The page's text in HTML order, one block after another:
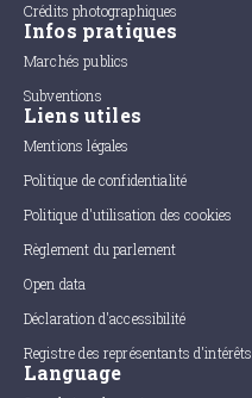
Crédits photographiques
Infos pratiques
Marchés publics
Subventions
Liens utiles
Mentions légales
Politique de confidentialité
Politique d'utilisation des cookies
Règlement du parlement
Open data
Déclaration d'accessibilité
Registre des représentants d'intérêts
Language